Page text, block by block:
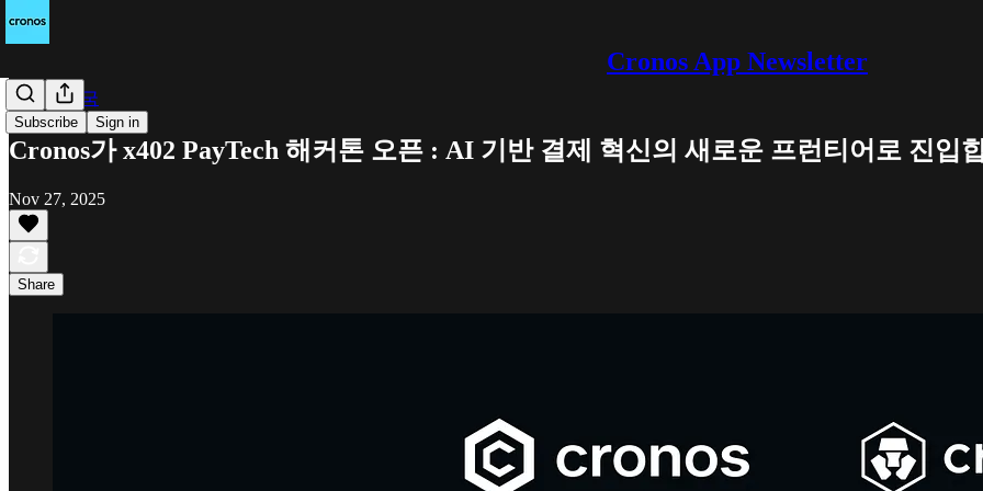
Cronos App Newsletter
Subscribe Sign in
Cronos 한국
Cronos가 x402 PayTech 해커톤 오픈 : AI 기반 결제 혁신의 새로운 프런티어로 진입
Nov 27, 2025
Share